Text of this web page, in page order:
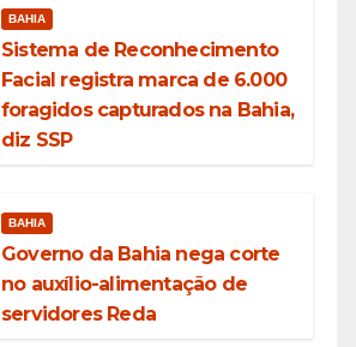
BAHIA
Sistema de Reconhecimento
Facial registra marca de 6.000
foragidos capturados na Bahia,
diz SSP
BAHIA
Governo da Bahia nega corte
no auxílio-alimentação de
servidores Reda